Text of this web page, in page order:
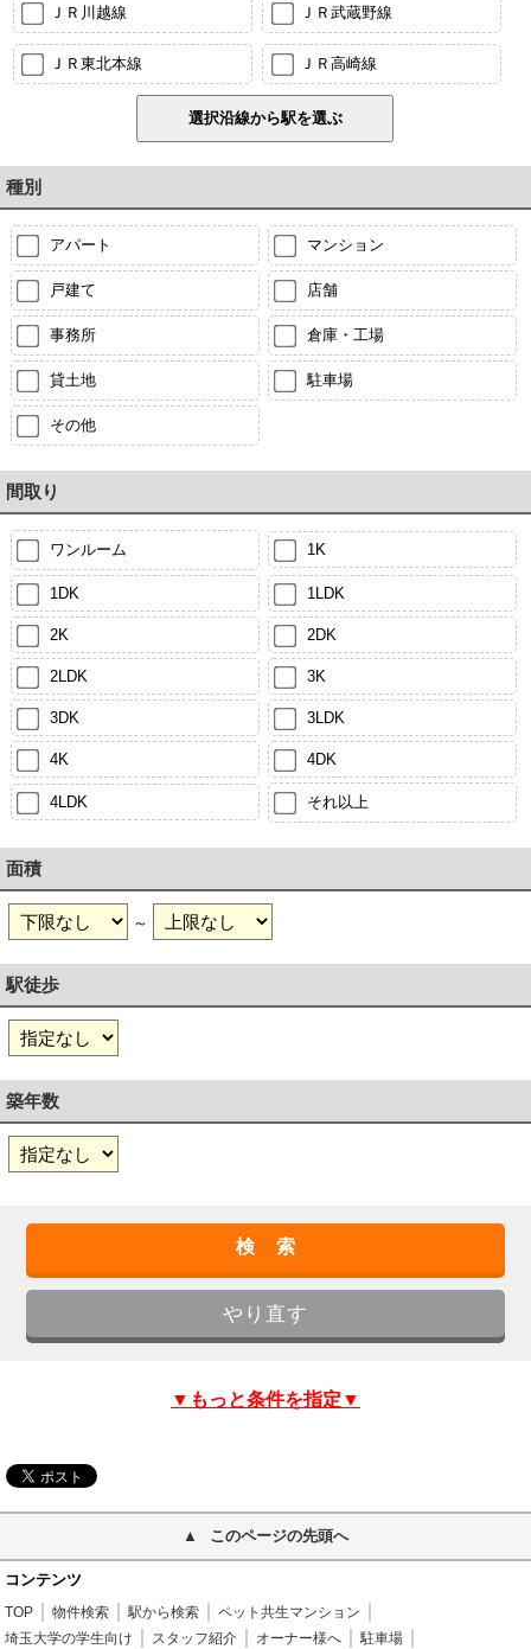
ＪＲ川越線 ＪＲ武蔵野線
ＪＲ東北本線 ＪＲ高崎線
種別
アパート マンション
戸建て 店舗
事務所 倉庫・工場
貸土地 駐車場
その他
間取り
ワンルーム 1K
1DK 1LDK
2K 2DK
2LDK 3K
3DK 3LDK
4K 4DK
4LDK それ以上
面積
～
駅徒歩
築年数
▼もっと条件を指定▼
このページの先頭へ
コンテンツ
TOP 物件検索 駅から検索
ペット共生マンション
埼玉大学の学生向け
スタッフ紹介 オーナー様へ
駐車場